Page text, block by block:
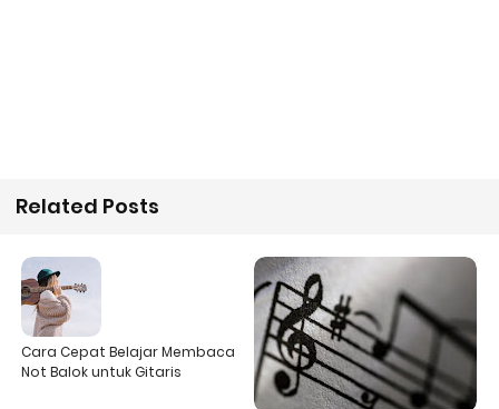
Related Posts
Cara Cepat Belajar Membaca
Not Balok untuk Gitaris